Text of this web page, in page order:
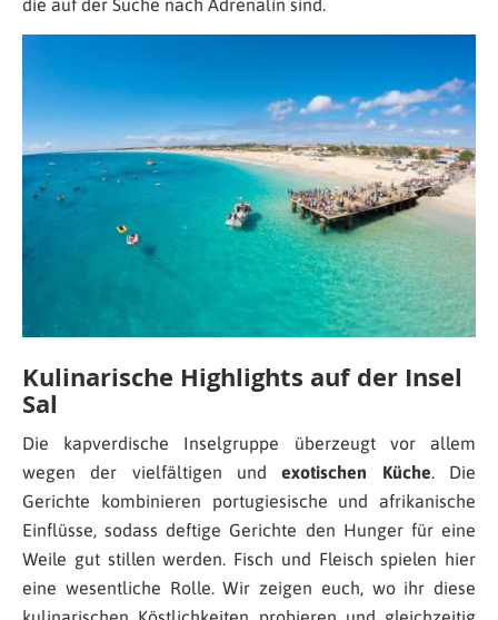
die auf der Suche nach Adrenalin sind.
Kulinarische Highlights auf der Insel
Sal
Die kapverdische Inselgruppe überzeugt vor allem
wegen der vielfältigen undexotischen Küche. Die
Gerichte kombinieren portugiesische und afrikanische
Einflüsse, sodass deftige Gerichte den Hunger für eine
Weile gut stillen werden. Fisch und Fleisch spielen hier
eine wesentliche Rolle. Wir zeigen euch, wo ihr diese